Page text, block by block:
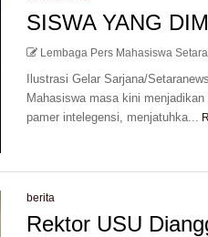
SISWA YANG
Lembaga Pers Mahasiswa Setara
Ilustrasi Gelar Sarjana/
Mahasiswa masa kini
pamer intelegensi, menjatuhka...
berita
Rektor USU